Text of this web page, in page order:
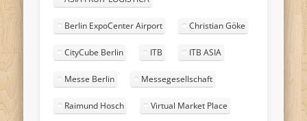
Berlin ExpoCenter Airport Christian Göke
CityCube Berlin ITB ITB ASIA
Messe Berlin Messegesellschaft
Raimund Hosch Virtual Market Place